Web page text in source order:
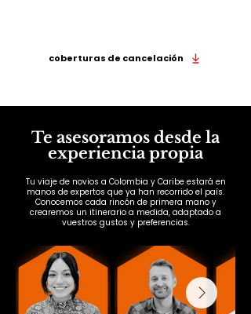
coberturas de cancelación
Te asesoramos desde la
experiencia propia
Tu viaje de novios a Colombia y Caribe estará en
manos de expertos que ya han recorrido el país.
Conocemos cada rincón de primera mano y
crearemos un itinerario a medida, adaptado a
vuestros gustos y preferencias.